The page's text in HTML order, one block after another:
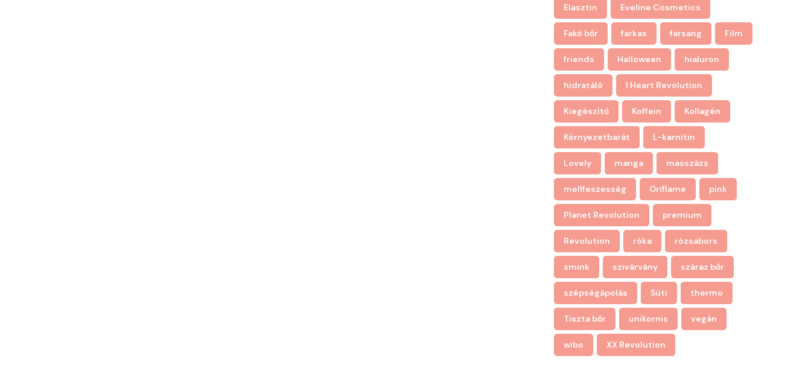
Elasztin Eveline Cosmetics
Fakó bőr farkas farsang Film
friends Halloween hialuron
hidratáló I Heart Revolution
Kiegészítő Koffein Kollagén
Környezetbarát L-karnitin
Lovely manga masszázs
mellfeszesség Oriflame pink
Planet Revolution premium
Revolution róka rózsabors
smink szivárvány száraz bőr
szépségápolás Süti thermo
Tiszta bőr unikornis vegán
wibo XX Revolution